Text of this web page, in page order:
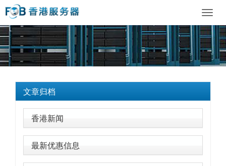
文章归档
香港新闻
最新优惠信息